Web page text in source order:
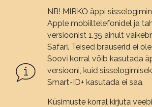
NB! MIRKO äppi
Apple mobiiltelefonidel ja
versioonist 1.35 ainult
Safari. Teised brauserid ei
Soovi korral võib kasutada
versiooni, kuid
Smart-ID+ kasutada ei saa.
Küsimuste korral kirjuta